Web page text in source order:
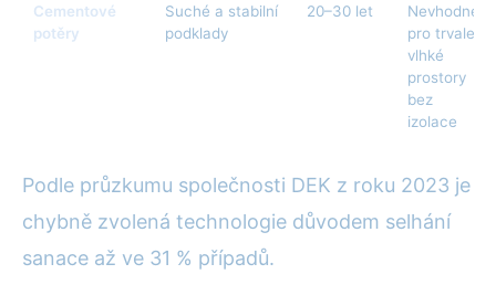
Cementové
potěry
Suché a stabilní
podklady
20–30 let
Nevhodné
pro trvale
vlhké
prostory
bez
izolace
Podle průzkumu společnosti DEK z roku 2023 je
chybně zvolená technologie důvodem selhání
sanace až ve 31 % případů.